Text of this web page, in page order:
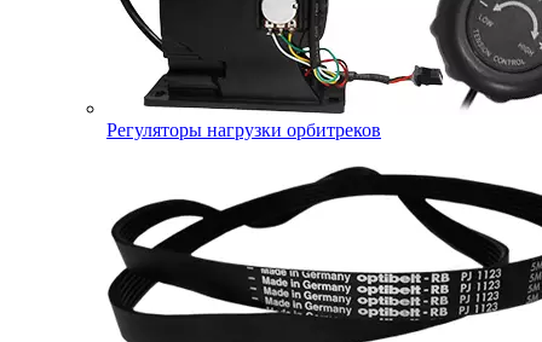
Регуляторы нагрузки орбитреков